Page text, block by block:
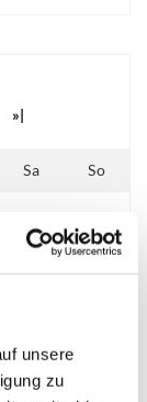
unsere
zu
»|
Sa So
08 09